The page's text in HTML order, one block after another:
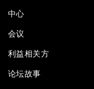
中心
会议
利益相关方
论坛故事